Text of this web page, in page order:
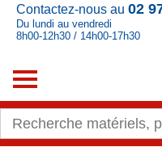
Contactez-nous au 02
Du lundi au vendredi
8h00-12h30 / 14h00-17h30